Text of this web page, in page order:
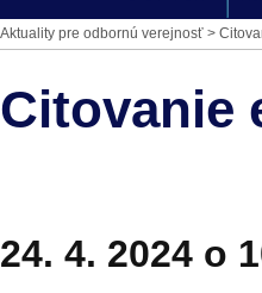
Aktuality pre odbornú verejnosť >
Citovanie
24. 4. 2024 o